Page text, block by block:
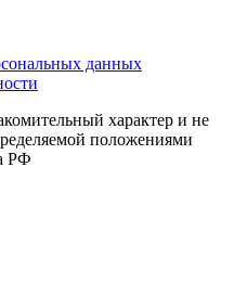
данных
характер и не
положениями
РФ